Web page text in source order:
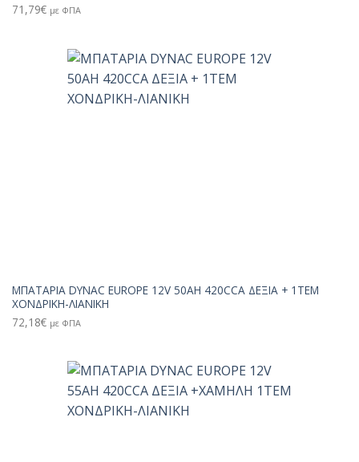
71,79€ με ΦΠΑ
ΜΠΑΤΑΡΙΑ DYNAC EUROPE 12V 50AH 420CCA ΔΕΞΙΑ + 1TEM
ΧΟΝΔΡΙΚΗ-ΛΙΑΝΙΚΗ
72,18€ με ΦΠΑ